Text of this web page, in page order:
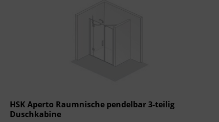
HSK Aperto Raumnische pendelbar 3-teilig
Duschkabine